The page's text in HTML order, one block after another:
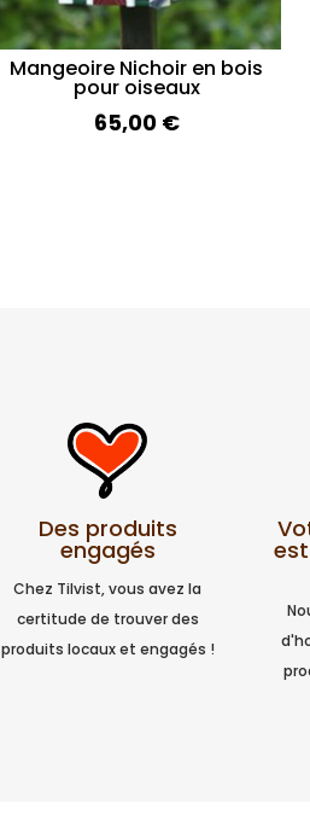
Mangeoire Nichoir en bois
pour oiseaux
65,00 €
Des produits
engagés
Chez Tilvist, vous avez la
certitude de trouver des
produits locaux et engagés !